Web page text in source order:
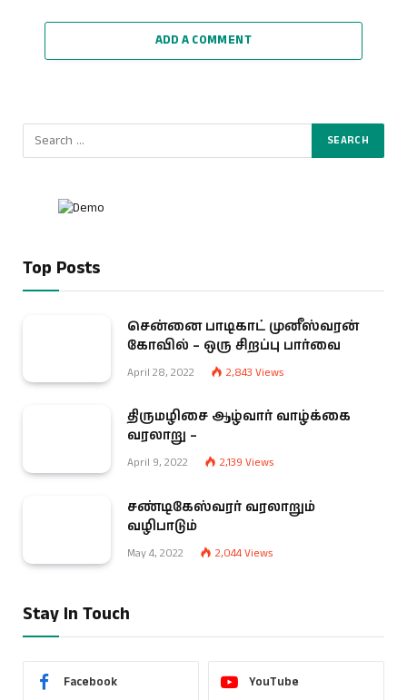
ADD A COMMENT
Top Posts
சென்னை பாடிகாட் முனீஸ்வரன்
கோவில் – ஒரு சிறப்பு பார்வை
April 28, 2022 2,843 Views
திருமழிசை ஆழ்வார் வாழ்க்கை
வரலாறு –
April 9, 2022 2,139 Views
சண்டிகேஸ்வரர் வரலாறும்
வழிபாடும்
May 4, 2022 2,044Views
Stay In Touch
Facebook YouTube